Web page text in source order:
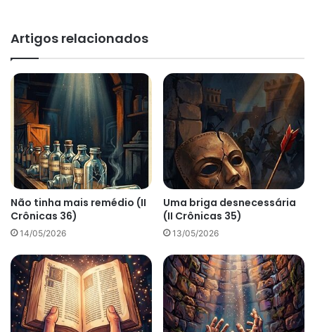
Artigos relacionados
Não tinha mais remédio (II
Crônicas 36)
14/05/2026
Uma briga desnecessária
(II Crônicas 35)
13/05/2026